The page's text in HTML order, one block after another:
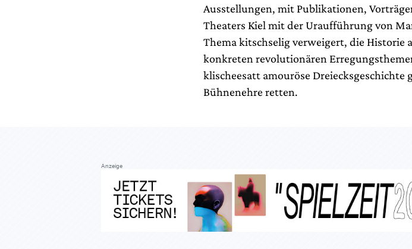
Ausstellungen, mit Publikationen,
Theaters Kiel mit der Uraufführung von
Thema kitschselig verweigert, die
konkreten revolutionären
klischeesatt amouröse Dreiecksgeschichte
Bühnenehre retten.
Anzeige